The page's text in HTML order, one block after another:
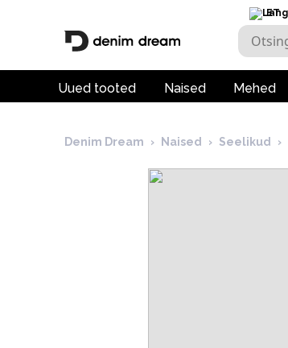
ET
Uued tooted Naised Mehed
Denim Dream › Naised › Seelikud ›